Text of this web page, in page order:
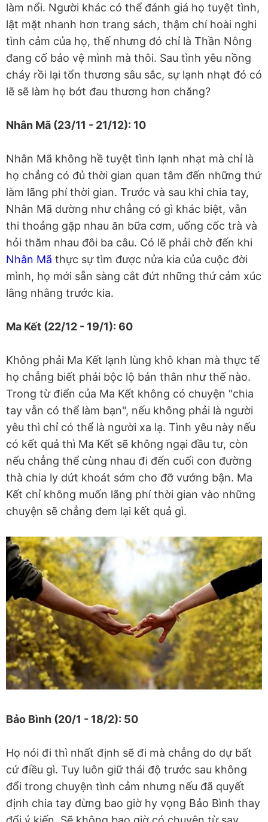
làm nổi. Người khác có thể đánh giá họ tuyệt tình,
lật mặt nhanh hơn trang sách, thậm chí hoài nghi
tình cảm của họ, thế nhưng đó chỉ là Thần Nông
đang cố bảo vệ mình mà thôi. Sau tình yêu nồng
cháy rồi lại tổn thương sâu sắc, sự lạnh nhạt đó có
lẽ sẽ làm họ bớt đau thương hơn chăng?
Nhân Mã (23/11 - 21/12): 10
Nhân Mã không hề tuyệt tình lạnh nhạt mà chỉ là
họ chẳng có đủ thời gian quan tâm đến những thứ
làm lãng phí thời gian. Trước và sau khi chia tay,
Nhân Mã dường như chẳng có gì khác biệt, vẫn
thi thoảng gặp nhau ăn bữa cơm, uống cốc trà và
hỏi thăm nhau đôi ba câu. Có lẽ phải chờ đến khi
Nhân Mã thực sự tìm được nửa kia của cuộc đời
mình, họ mới sẵn sàng cắt đứt những thứ cảm xúc
lằng nhằng trước kia.
Ma Kết (22/12 - 19/1): 60
Không phải Ma Kết lạnh lùng khô khan mà thực tế
họ chẳng biết phải bộc lộ bản thân như thế nào.
Trong từ điển của Ma Kết không có chuyện "chia
tay vẫn có thể làm bạn", nếu không phải là người
yêu thì chỉ có thể là người xa lạ. Tình yêu này nếu
có kết quả thì Ma Kết sẽ không ngại đầu tư, còn
nếu chẳng thể cùng nhau đi đến cuối con đường
thà chia ly dứt khoát sớm cho đỡ vướng bận. Ma
Kết chỉ không muốn lãng phí thời gian vào những
chuyện sẽ chẳng đem lại kết quả gì.
Bảo Bình (20/1 - 18/2): 50
Họ nói đi thì nhất định sẽ đi mà chẳng do dự bất
cứ điều gì. Tuy luôn giữ thái độ trước sau không
đổi trong chuyện tình cảm nhưng nếu đã quyết
định chia tay đừng bao giờ hy vọng Bảo Bình thay